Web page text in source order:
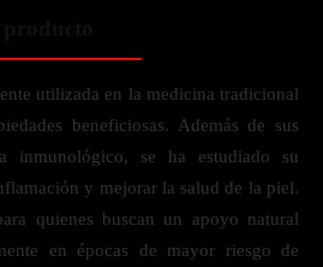
utilizada en la medicina tradicional
beneficiosas. Además de sus
inmunológico, se ha estudiado su
y mejorar la salud de la piel.
quienes buscan un apoyo natural
en épocas de mayor riesgo de